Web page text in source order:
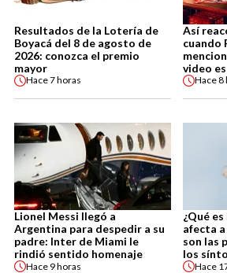
Resultados de la Lotería de
Boyacá del 8 de agosto de
2026: conozca el premio
mayor
Hace7 horas
Así
cuando
video
Hace8
Lionel Messi llegó a
Argentina para despedir a su
padre: Inter de Miami le
rindió sentido homenaje
Hace 9 horas
¿Qué
afecta a
son las
los
Hace